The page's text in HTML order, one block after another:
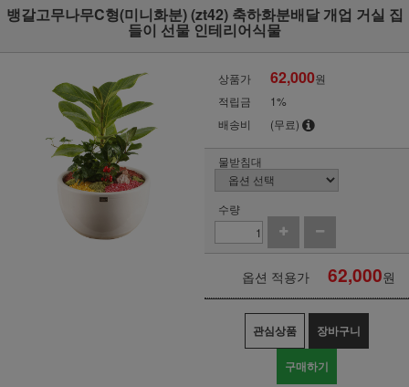
뱅갈고무나무C형(미니화분) (zt42) 축하화분배달 개업 거실 집
들이 선물 인테리어식물
상품가 62,000원
적립금
1%
배송비
(무료)
물받침대
수량
옵션 적용가 62,000원
관심상품 장바구니
구매하기